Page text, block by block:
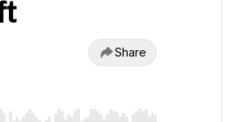
Share